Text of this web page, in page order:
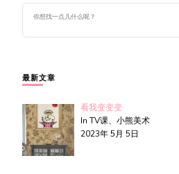
么
吗?
最新文章
看我变变变
In TV课、小熊美术
2023年 5月 5日